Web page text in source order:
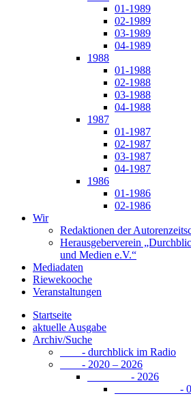
01-1989
02-1989
03-1989
04-1989
1988
01-1988
02-1988
03-1988
04-1988
1987
01-1987
02-1987
03-1987
04-1987
1986
01-1986
02-1986
Wir
Redaktionen der
Herausgeberverein
und Medien e.V.“
Mediadaten
Riewekooche
Veranstaltungen
Startseite
aktuelle Ausgabe
Archiv/Suche
- durchblick im Radio
- 2020 – 2026
- 2026
- 01-